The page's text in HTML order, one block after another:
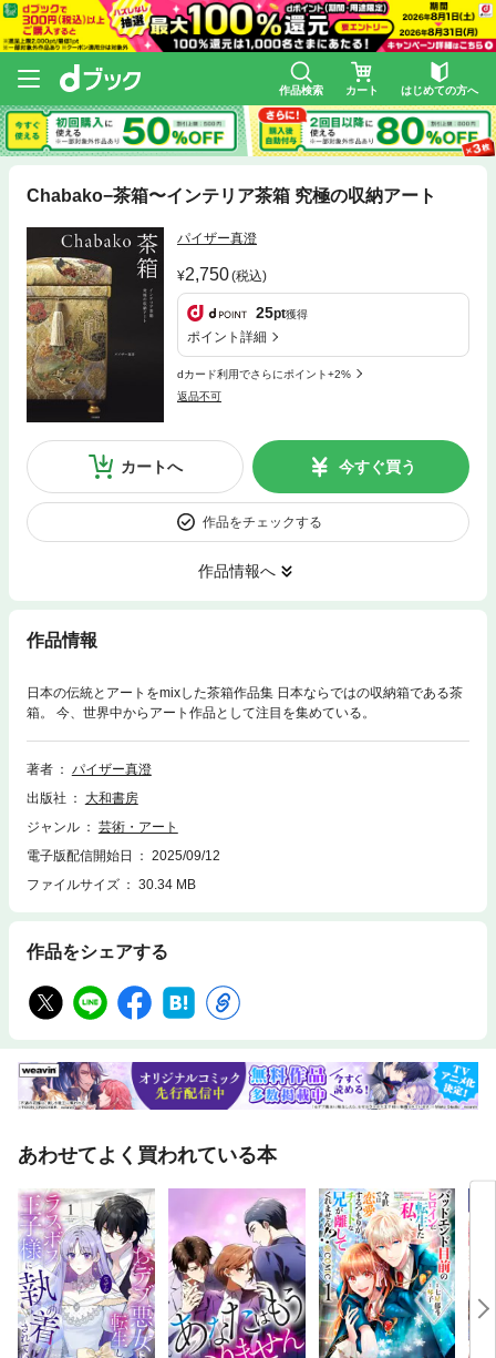
作品検索 カート はじめての方へ
Chabako−茶箱〜インテリア茶箱 究極の収納アート
パイザー真澄
2,750(税込)
25pt獲得
ポイント詳細
dカード利用でさらにポイント+2%
返品不可
カートへ 今すぐ買う
作品をチェックする
作品情報へ
作品情報
日本の伝統とアートをmixした茶箱作品集 日本ならではの収納箱である茶
箱。 今、世界中からアート作品として注目を集めている。
著者
パイザー真澄
出版社
大和書房
ジャンル
芸術・アート
電子版配信開始日
2025/09/12
ファイルサイズ
30.34 MB
作品をシェアする
あわせてよく買われている本